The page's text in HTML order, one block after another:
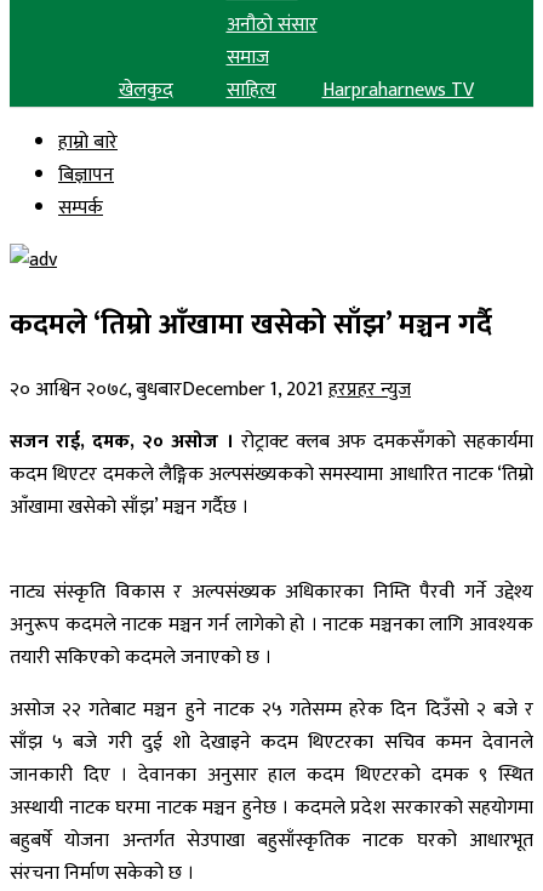
खेलकुद
अनौठो संसार
समाज
साहित्य
Harpraharnews TV
हाम्रो बारे
बिज्ञापन
सम्पर्क
कदमले ‘तिम्रो आँखामा खसेको साँझ’ मञ्चन गर्दै
२० आश्विन २०७८, बुधबारDecember 1, 2021हरप्रहर न्युज
सजन राई, दमक, २० असोज । रोट्राक्ट क्लब अफ दमकसँगको सहकार्यमा
कदम थिएटर दमकले लैङ्गिक अल्पसंख्यकको समस्यामा आधारित नाटक ‘तिम्रो
आँखामा खसेको साँझ’ मञ्चन गर्दैछ ।
नाट्य संस्कृति विकास र अल्पसंख्यक अधिकारका निम्ति पैरवी गर्ने उद्देश्य
अनुरूप कदमले नाटक मञ्चन गर्न लागेको हो । नाटक मञ्चनका लागि आवश्यक
तयारी सकिएको कदमले जनाएको छ ।
असोज २२ गतेबाट मञ्चन हुने नाटक २५ गतेसम्म हरेक दिन दिउँसो २ बजे र
साँझ ५ बजे गरी दुई शो देखाइने कदम थिएटरका सचिव कमन देवानले
जानकारी दिए । देवानका अनुसार हाल कदम थिएटरको दमक ९ स्थित
अस्थायी नाटक घरमा नाटक मञ्चन हुनेछ । कदमले प्रदेश सरकारको सहयोगमा
बहुबर्षे योजना अन्तर्गत सेउपाखा बहुसाँस्कृतिक नाटक घरको आधारभूत
संरचना निर्माण सकेको छ ।